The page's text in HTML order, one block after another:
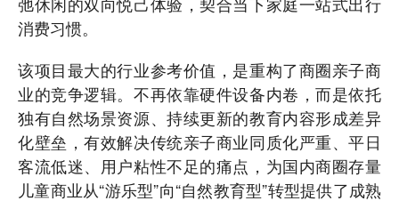
消费习惯。
该项目最大的行业参考价值，是重构了商圈亲子商
业的竞争逻辑。不再依靠硬件设备内卷，而是依托
独有自然场景资源、持续更新的教育内容形成差异
化壁垒，有效解决传统亲子商业同质化严重、平日
客流低迷、用户粘性不足的痛点，为国内商圈存量
儿童商业从“游乐型”向“自然教育型”转型提供了成熟